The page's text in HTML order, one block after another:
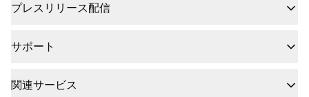
プレスリリース配信
サポート
関連サービス